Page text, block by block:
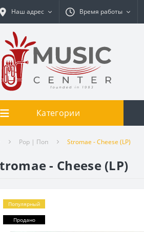
Наш адрес Время работы
Категории
Pop | Поп Stromae - Cheese (LP)
- Cheese (LP)
Популярный
Продано